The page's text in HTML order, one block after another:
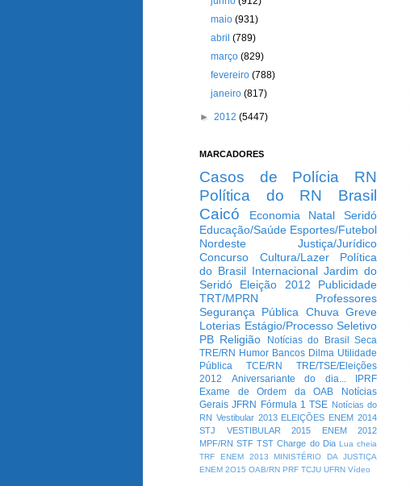
maio(931)
abril(789)
março(829)
fevereiro(788)
janeiro(817)
► 2012 (5447)
MARCADORES
Casos de Polícia
RN
Política do RN
Brasil
Caicó
Economia Natal
Seridó
Educação/Saúde Esportes/Futebol
Nordeste
Justiça/Jurídico
Concurso
Cultura/Lazer
Política
do Brasil Internacional Jardim do
Seridó
Eleição 2012
Publicidade
TRT/MPRN
Professores
Segurança Pública Chuva Greve
Loterias Estágio/Processo Seletivo
PB Religião Notícias do Brasil
Seca
TRE/RN Humor Bancos Dilma Utilidade
Pública
TCE/RN
TRE/TSE/Eleições
2012
Aniversariante do dia...
IPRF
Exame de Ordem da OAB
Notícias
Gerais JFRN Fórmula 1 TSE Notícias do
RN Vestibular 2013 ELEIÇÕES ENEM 2014
STJ
VESTIBULAR 2015
ENEM 2012
MPF/RN STF TST Charge do Dia Lua cheia
TRF
ENEM 2013
MINISTÉRIO DA JUSTIÇA
ENEM 2O15 OAB/RN PRF TCJU UFRN Vídeo